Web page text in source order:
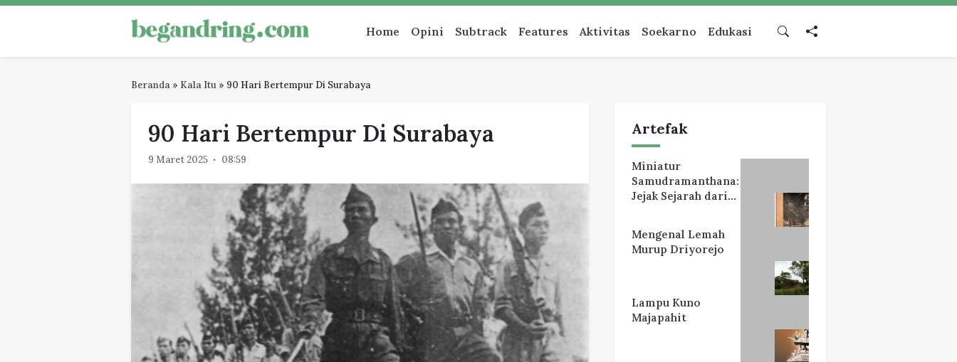
Skip
Begandring
Menjaga ingatan untuk masa depan Home Opini Subtrack Features Aktivitas Soekarno Edukasi
Beranda » Kala Itu » 90 Hari Bertempur Di Surabaya
90 Hari Bertempur Di Surabaya
9 Maret 2025 08:59
Artefak
Miniatur
Samudramanthana:
Jejak Sejarah dari
Mengenal Lemah
Murup Driyorejo
Lampu Kuno
Majapahit